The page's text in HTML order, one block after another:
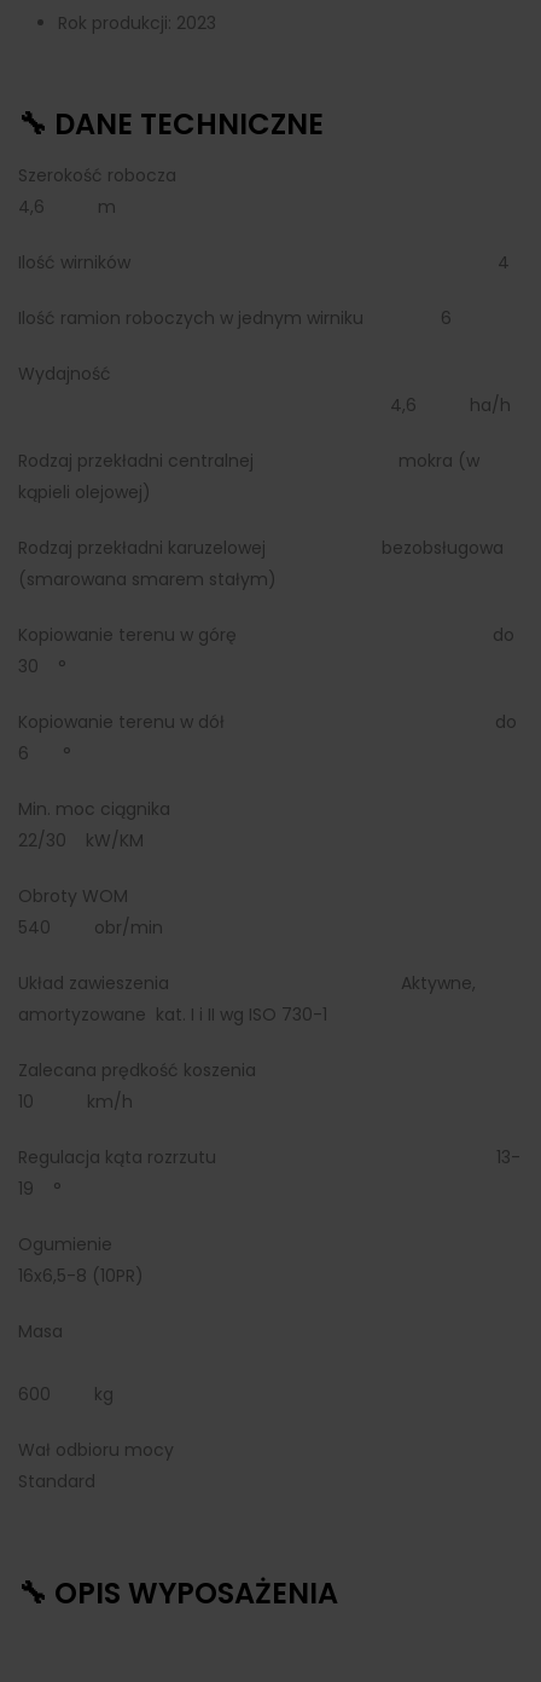
Rok produkcji: 2023
🔧 DANE TECHNICZNE
Szerokość robocza
4,6 m
Ilość wirników 4
Ilość ramion roboczych w jednym wirniku 6
Wydajność
4,6 ha/h
Rodzaj przekładni centralnej mokra (w
kąpieli olejowej)
Rodzaj przekładni karuzelowej bezobsługowa
(smarowana smarem stałym)
Kopiowanie terenu w górę do
30 °
Kopiowanie terenu w dół do
6 °
Min. moc ciągnika
22/30 kW/KM
Obroty WOM
540 obr/min
Układ zawieszenia Aktywne,
amortyzowane kat. I i II wg ISO 730-1
Zalecana prędkość koszenia
10 km/h
Regulacja kąta rozrzutu 13-
19 °
Ogumienie
16x6,5-8 (10PR)
Masa
600 kg
Wał odbioru mocy
Standard
🔧 OPIS WYPOSAŻENIA